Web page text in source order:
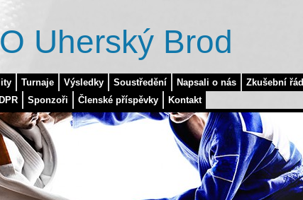
Turnaje Výsledky Soustředění Napsali o nás Zkušební řád
Sponzoři Členské příspěvky Kontakt
Uherský Brod